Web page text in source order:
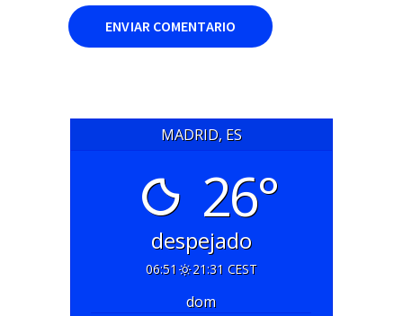
MADRID, ES
26°
despejado
06:51 21:31 CEST
dom